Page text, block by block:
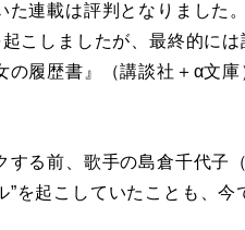
た連載は評判となりました
こしましたが、最終的に
履歴書』（講談社＋α文庫
る前、歌手の島倉千代子
を起こしていたことも、今